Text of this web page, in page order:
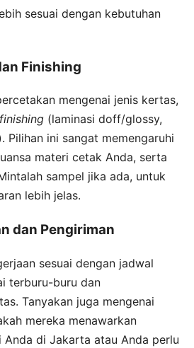
sesuai dengan kebutuhan
Finishing
mengenai jenis kertas,
finishing (laminasi doff/glossy,
Pilihan ini sangat memengaruhi
materi cetak Anda, serta
sampel jika ada, untuk
lebih jelas.
dan Pengiriman
sesuai dengan jadwal
terburu-buru dan
Tanyakan juga mengenai
mereka menawarkan
Anda di Jakarta atau Anda perlu